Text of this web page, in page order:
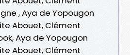
, Aya de Yopougon
Abouet, Clément
Aya de Yopougon
Abouet, Clément